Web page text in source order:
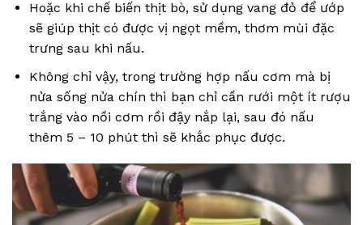
Hoặc khi chế biến thịt bò, sử dụng vang đỏ để ướp
sẽ giúp thịt có được vị ngọt mềm, thơm mùi đặc
trưng sau khi nấu.
Không chỉ vậy, trong trường hợp nấu cơm mà bị
nửa sống nửa chín thì bạn chỉ cần rưới một ít rượu
trắng vào nồi cơm rồi đậy nắp lại, sau đó nấu
thêm 5 – 10 phút thì sẽ khắc phục được.